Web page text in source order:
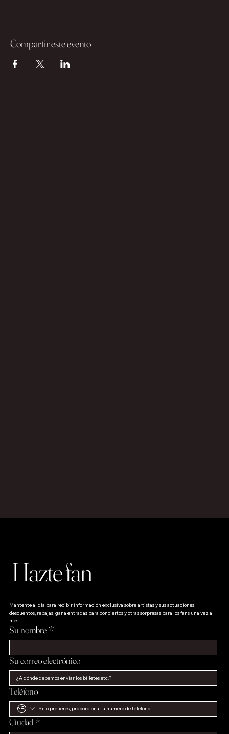
Compartir este evento
Hazte fan
Mantente al día para recibir información exclusiva sobre artistas y sus actuaciones,
descuentos, rebajas, gana entradas para conciertos y otras sorpresas para los fans una vez al
mes.
Su nombre *
Su correo electrónico
Teléfono
Ciudad *